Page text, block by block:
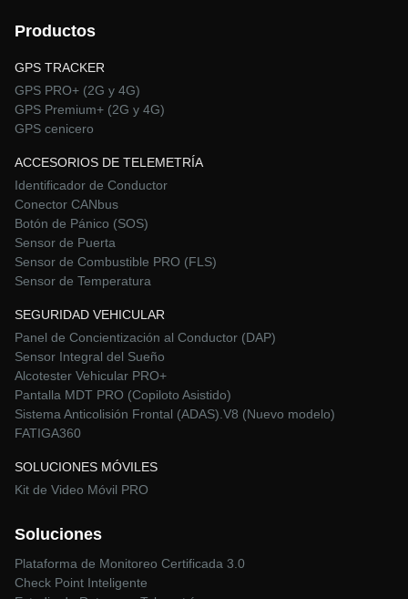
Productos
GPS TRACKER
GPS PRO+ (2G y 4G)
GPS Premium+ (2G y 4G)
GPS cenicero
ACCESORIOS DE TELEMETRÍA
Identificador de Conductor
Conector CANbus
Botón de Pánico (SOS)
Sensor de Puerta
Sensor de Combustible PRO (FLS)
Sensor de Temperatura
SEGURIDAD VEHICULAR
Panel de Concientización al Conductor (DAP)
Sensor Integral del Sueño
Alcotester Vehicular PRO+
Pantalla MDT PRO (Copiloto Asistido)
Sistema Anticolisión Frontal (ADAS).V8 (Nuevo modelo)
FATIGA360
SOLUCIONES MÓVILES
Kit de Video Móvil PRO
Soluciones
Plataforma de Monitoreo Certificada 3.0
Check Point Inteligente